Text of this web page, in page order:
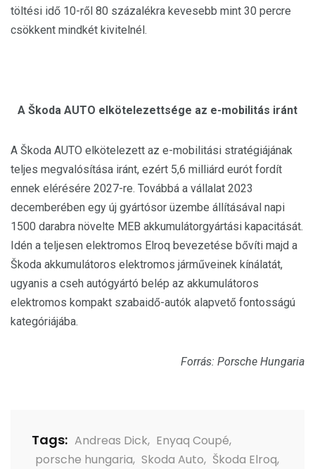
töltési idő 10-ről 80 százalékra kevesebb mint 30 percre
csökkent mindkét kivitelnél.
A Škoda AUTO elkötelezettsége az e-mobilitás iránt
A Škoda AUTO elkötelezett az e-mobilitási stratégiájának
teljes megvalósítása iránt, ezért 5,6 milliárd eurót fordít
ennek elérésére 2027-re. Továbbá a vállalat 2023
decemberében egy új gyártósor üzembe állításával napi
1500 darabra növelte MEB akkumulátorgyártási kapacitását.
Idén a teljesen elektromos Elroq bevezetése bővíti majd a
Škoda akkumulátoros elektromos járműveinek kínálatát,
ugyanis a cseh autógyártó belép az akkumulátoros
elektromos kompakt szabaidő-autók alapvető fontosságú
kategóriájába.
Forrás: Porsche Hungaria
Tags: Andreas Dick, Enyaq Coupé,
porsche hungaria, Skoda Auto, Škoda Elroq,